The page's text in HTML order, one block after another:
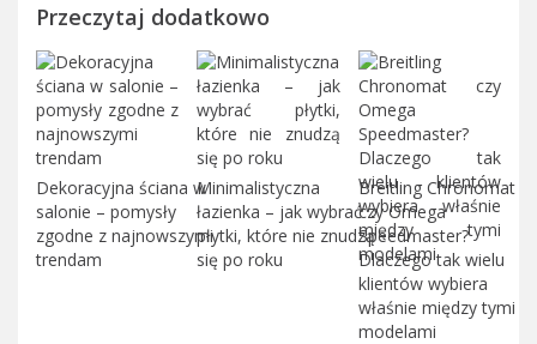
Przeczytaj dodatkowo
Dekoracyjna ściana w
salonie – pomysły
zgodne z najnowszymi
trendam
Minimalistyczna
łazienka – jak wybrać
płytki, które nie znudzą
się po roku
Breitling Chronomat
czy Omega
Speedmaster?
Dlaczego tak wielu
klientów wybiera
właśnie między tymi
modelami